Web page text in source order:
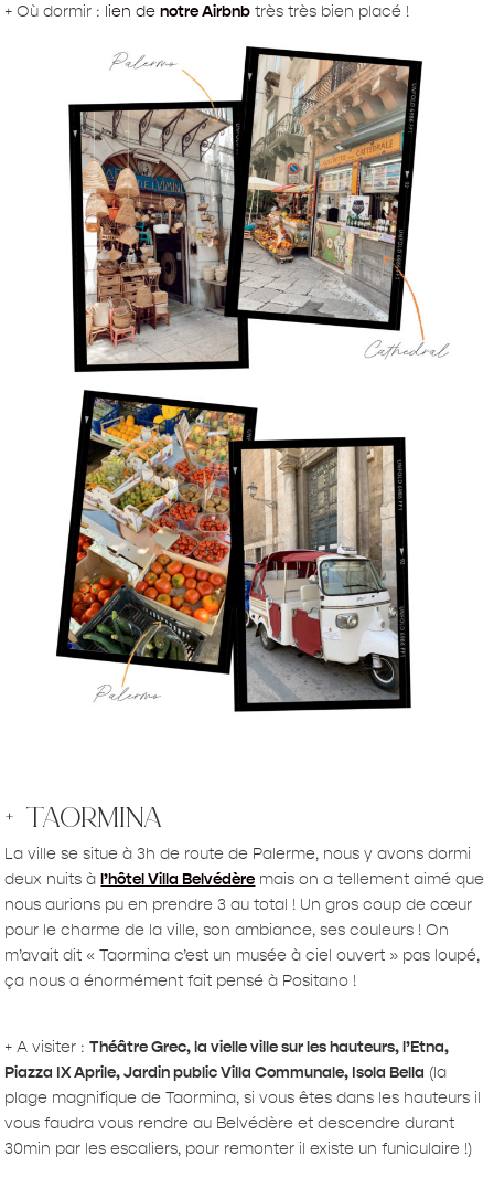
+ Où dormir : lien denotre Airbnb très très bien placé !
+ taormina
La ville se situe à 3h de route de Palerme, nous y avons dormi
deux nuits àl’hôtel Villa Belvédère mais on a tellement aimé que
nous aurions pu en prendre 3 au total ! Un gros coup de cœur
pour le charme de la ville, son ambiance, ses couleurs ! On
m’avait dit « Taormina c’est un musée à ciel ouvert » pas loupé,
ça nous a énormément fait pensé à Positano !
+ A visiter :Théâtre Grec, la vielle ville sur les hauteurs, l’Etna,
Piazza IX Aprile, Jardin public Villa Communale, Isola Bella (la
plage magnifique de Taormina, si vous êtes dans les hauteurs il
vous faudra vous rendre au Belvédère et descendre durant
30min par les escaliers, pour remonter il existe un funiculaire !)